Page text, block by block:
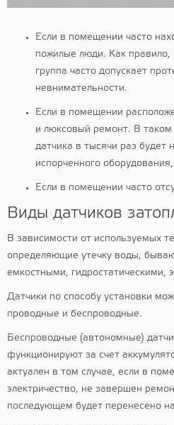
Если в помещении часто
пожилые люди. Как правило,
группа часто допускает
невнимательности.
Если в помещении
и люксовый ремонт. В таком
датчика в тысячи раз будет
испорченного
Если в помещении часто
Виды датчиков
В зависимости от используемых
определяющие утечку воды,
емкостными, гидростатическими,
Датчики по способу установки
проводные и беспроводные.
Беспроводные (автономные)
функционируют за счет
актуален в том случае, если в
электричество, не завершен
последующем будет перенесено